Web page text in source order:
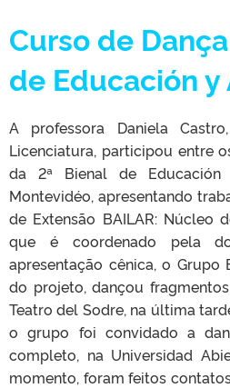
Curso de
de Educación y
A professora Daniela
Licenciatura, participou entre
da 2ª Bienal de
Montevidéo, apresentando
de Extensão BAILAR: Núcleo
que é coordenado pela
apresentação cênica, o Grupo
do projeto, dançou
Teatro del Sodre, na última
o grupo foi convidado a
completo, na Universidad
momento, foram feitos